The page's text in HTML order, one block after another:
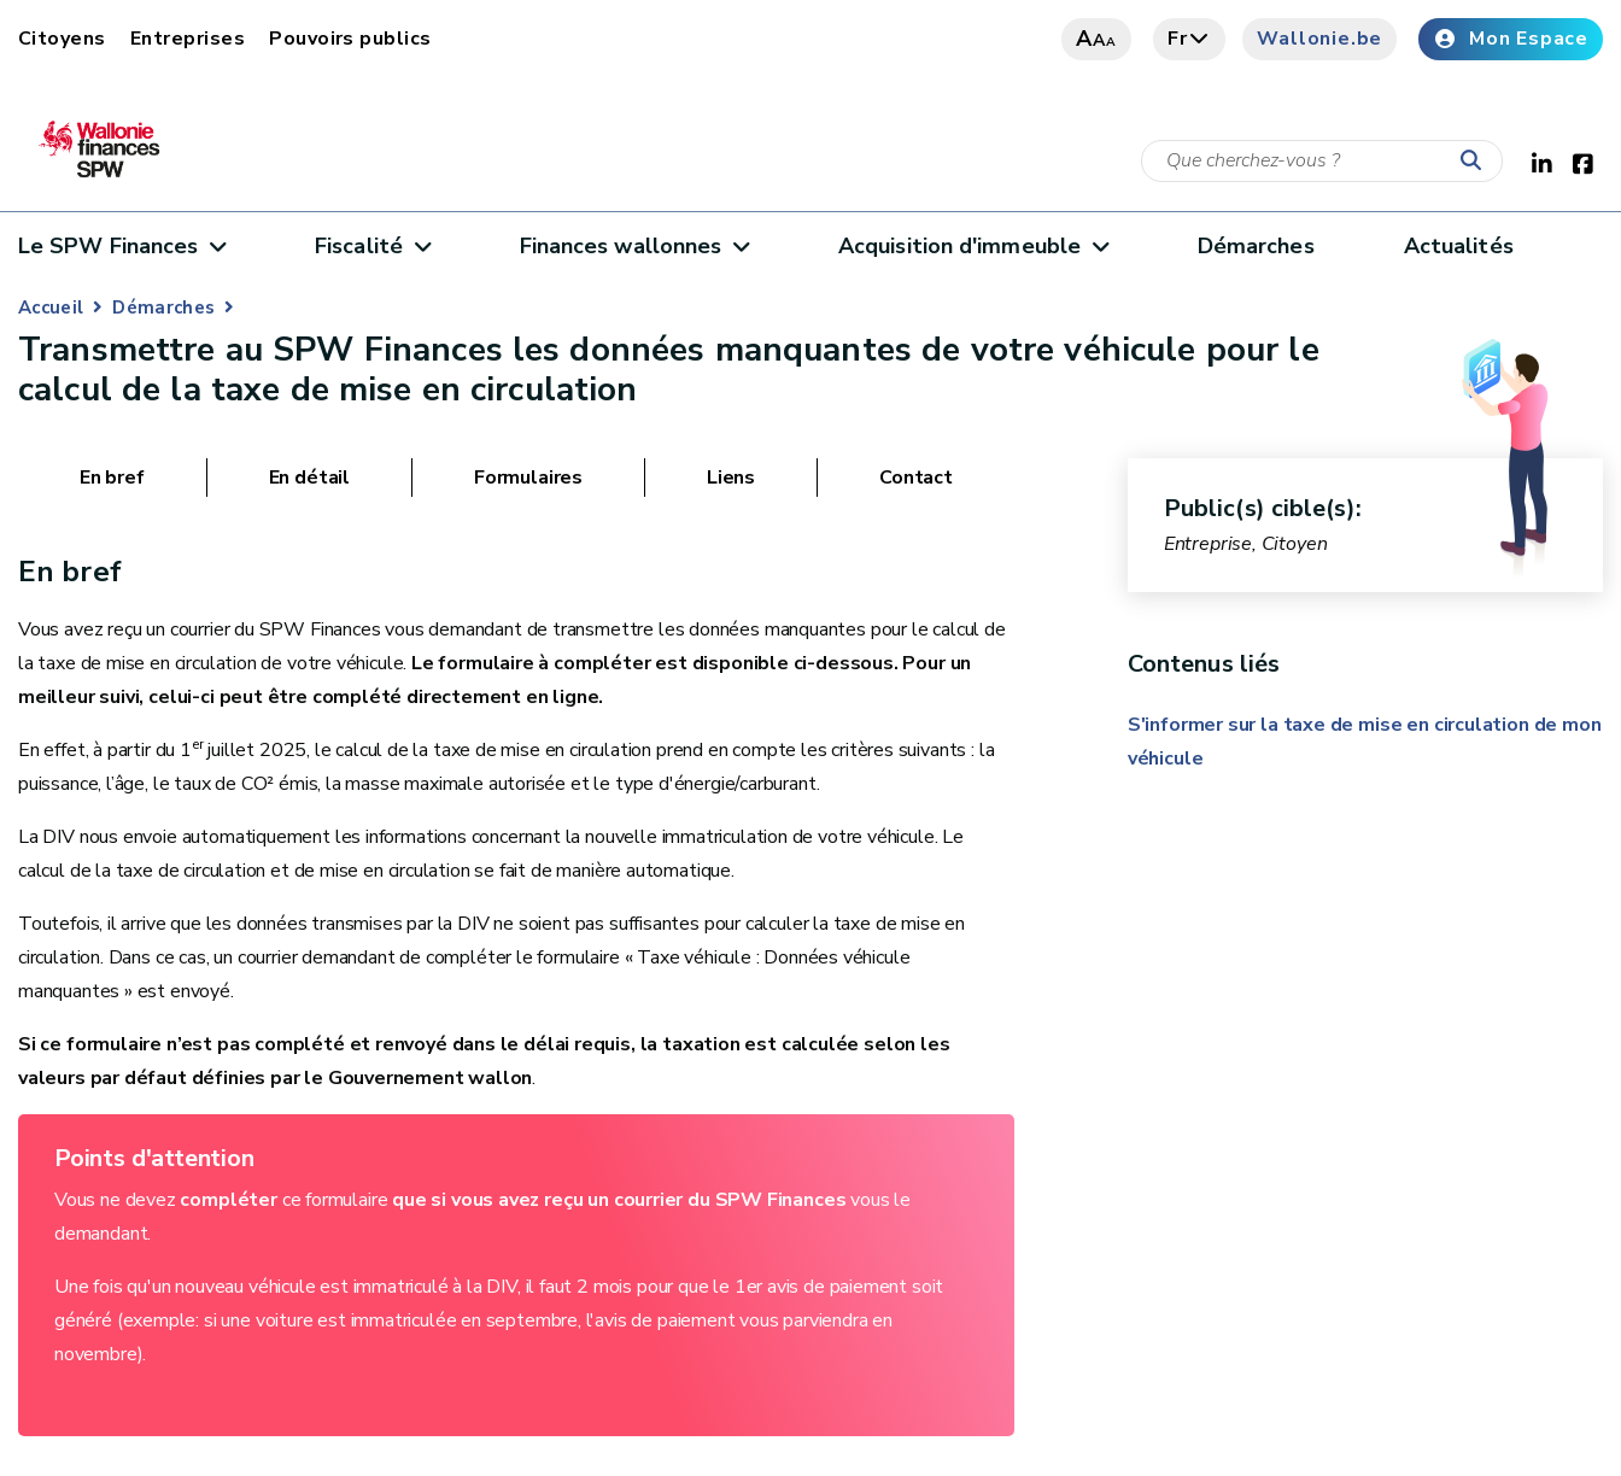
Citoyens Entreprises Pouvoirs publics AAA Fr Wallonie.be Mon Espace
Le SPW Finances Fiscalité Finances wallonnes Acquisition d'immeuble Démarches Actualités
Accueil Démarches
Transmettre au SPW Finances les données manquantes de votre véhicule pour le
calcul de la taxe de mise en circulation
En bref En détail Formulaires Liens Contact
En bref
Vous avez reçu un courrier du SPW Finances vous demandant de transmettre les données manquantes pour le calcul de
la taxe de mise en circulation de votre véhicule. Le formulaire à compléter est disponible ci-dessous. Pour un
meilleur suivi, celui-ci peut être complété directement en ligne.
En effet, à partir du 1erjuillet 2025, le calcul de la taxe de mise en circulation prend en compte les critères suivants : la
puissance, l’âge, le taux de CO² émis, la masse maximale autorisée et le type d'énergie/carburant.
La DIV nous envoie automatiquement les informations concernant la nouvelle immatriculation de votre véhicule. Le
calcul de la taxe de circulation et de mise en circulation se fait de manière automatique.
Toutefois, il arrive que les données transmises par la DIV ne soient pas suffisantes pour calculer la taxe de mise en
circulation. Dans ce cas, un courrier demandant de compléter le formulaire « Taxe véhicule : Données véhicule
manquantes » est envoyé.
Si ce formulaire n’est pas complété et renvoyé dans le délai requis, la taxation est calculée selon les
valeurs par défaut définies par le Gouvernement wallon.
Points d'attention
Vous ne devez compléterce formulaire que si vous avez reçu un courrier du SPW Financesvous le
demandant.
Une fois qu'un nouveau véhicule est immatriculé à la DIV, il faut 2 mois pour que le 1er avis de paiement soit
généré (exemple: si une voiture est immatriculée en septembre, l'avis de paiement vous parviendra en
novembre).
Public(s) cible(s):
Entreprise, Citoyen
Contenus liés
S'informer sur la taxe de mise en circulation de mon
véhicule